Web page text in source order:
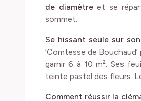
de diamètreet se
sommet.
Se hissant seule sur
‘Comtesse de
garnir 6 à 10 m². Ses
teinte pastel des fleurs.
Comment réussir la